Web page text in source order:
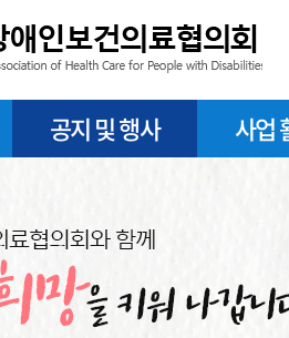
공지 및 행사 사업